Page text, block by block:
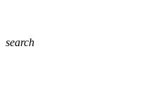
search